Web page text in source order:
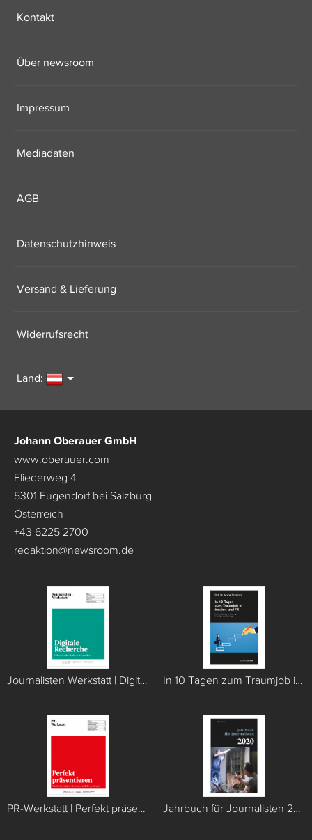
Kontakt
Über newsroom
Impressum
Mediadaten
AGB
Datenschutzhinweis
Versand & Lieferung
Widerrufsrecht
Land:
Johann Oberauer GmbH
www.oberauer.com
Fliederweg 4
5301 Eugendorf bei Salzburg
Österreich
+43 6225 2700
redaktion@newsroom.de
Journalisten Werkstatt | Digitale Recherche In 10 Tagen zum Traumjob in Medien und PR
PR-Werkstatt | Perfekt präsentieren Jahrbuch für Journalisten 2020